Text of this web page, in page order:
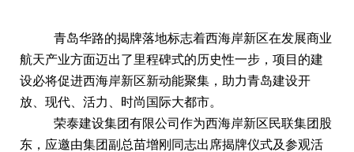
青岛华路的揭牌落地标志着西海岸新区在发展商业
航天产业方面迈出了里程碑式的历史性一步，项目的建
设必将促进西海岸新区新动能聚集，助力青岛建设开
放、现代、活力、时尚国际大都市。
荣泰建设集团有限公司作为西海岸新区民联集团股
东，应邀由集团副总苗增刚同志出席揭牌仪式及参观活